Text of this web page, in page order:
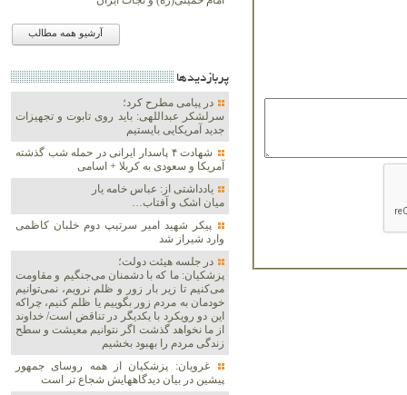
آرشیو همه مطالب
پربازديدها
در پیامی مطرح کرد؛
سرلشکر عبداللهی: باید روی تابوت و تجهیزات
جدید آمریکایی بایستیم
شهادت ۴ پاسدار ایرانی در حمله شب گذشته
آمریکا و سعودی به کربلا + اسامی
یادداشتی از: عباس خامه یار
میان اشک و آفتاب…
پیکر شهید امیر سرتیپ دوم خلبان کاظمی
وارد شیراز شد
در جلسه هیئت دولت؛
پزشکیان: ما که با دشمنان می‌جنگیم و مقاومت
می‌کنیم تا زیر بار زور و ظلم نرویم، نمی‌توانیم
خودمان به مردم زور بگوییم یا ظلم کنیم، چراکه
این دو رویکرد با یکدیگر در تناقض است/ خداوند
از ما نخواهد گذشت اگر نتوانیم معیشت و سطح
زندگی مردم را بهبود بخشیم
غرویان: پزشکیان از همه روسای جمهور
پیشین در بیان دیدگاههایش شجاع تر است